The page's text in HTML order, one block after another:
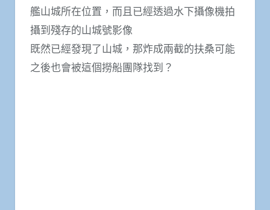
艦山城所在位置，而且已經透過水下攝像機拍
攝到殘存的山城號影像
既然已經發現了山城，那炸成兩截的扶桑可能
之後也會被這個撈船團隊找到？